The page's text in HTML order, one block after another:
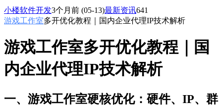
小楼软件开发3个月前 (05-13)最新资讯641
游戏工作室多开优化教程｜国内企业代理IP技术解析
游戏工作室多开优化教程｜国
内企业代理IP技术解析
一、游戏工作室硬核优化：硬件、IP、群